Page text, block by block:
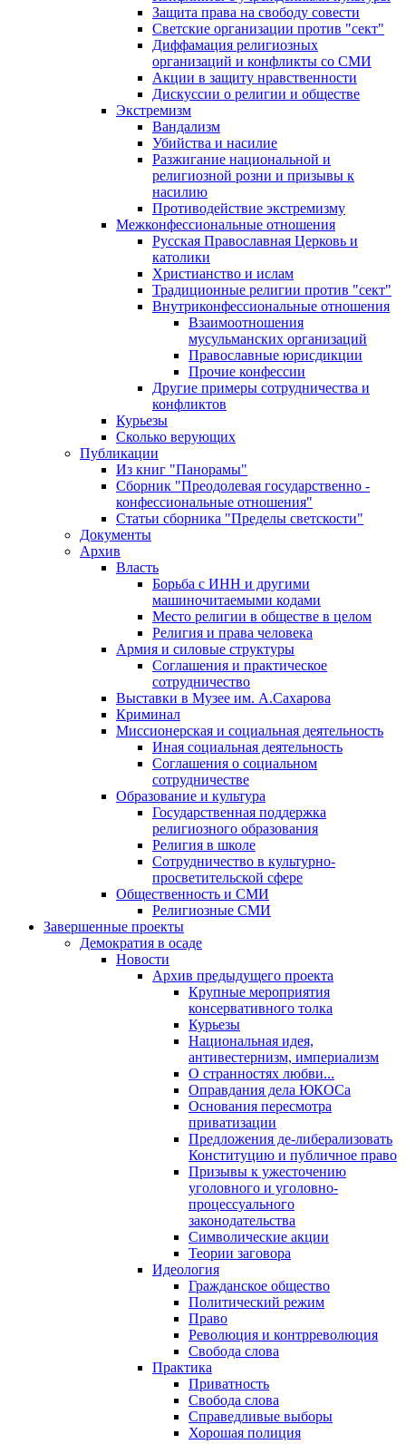
Защита права на свободу совести
Светские организации против "сект"
Диффамация религиозных
организаций и конфликты со СМИ
Акции в защиту нравственности
Дискуссии о религии и обществе
Экстремизм
Вандализм
Убийства и насилие
Разжигание национальной и
религиозной розни и призывы к
насилию
Противодействие экстремизму
Межконфессиональные отношения
Русская Православная Церковь и
католики
Христианство и ислам
Традиционные религии против "сект"
Внутриконфессиональные отношения
Взаимоотношения
мусульманских организаций
Православные юрисдикции
Прочие конфессии
Другие примеры сотрудничества и
конфликтов
Курьезы
Сколько верующих
Публикации
Из книг "Панорамы"
Сборник "Преодолевая государственно -
конфессиональные отношения"
Статьи сборника "Пределы светскости"
Документы
Архив
Власть
Борьба с ИНН и другими
машиночитаемыми кодами
Место религии в обществе в целом
Религия и права человека
Армия и силовые структуры
Соглашения и практическое
сотрудничество
Выставки в Музее им. А.Сахарова
Криминал
Миссионерская и социальная деятельность
Иная социальная деятельность
Соглашения о социальном
сотрудничестве
Образование и культура
Государственная поддержка
религиозного образования
Религия в школе
Сотрудничество в культурно-
просветительской сфере
Общественность и СМИ
Религиозные СМИ
Завершенные проекты
Демократия в осаде
Новости
Архив предыдущего проекта
Крупные мероприятия
консервативного толка
Курьезы
Национальная идея,
антивестернизм, империализм
О странностях любви...
Оправдания дела ЮКОСа
Основания пересмотра
приватизации
Предложения де-либерализовать
Конституцию и публичное право
Призывы к ужесточению
уголовного и уголовно-
процессуального
законодательства
Символические акции
Теории заговора
Идеология
Гражданское общество
Политический режим
Право
Революция и контрреволюция
Свобода слова
Практика
Приватность
Свобода слова
Справедливые выборы
Хорошая полиция